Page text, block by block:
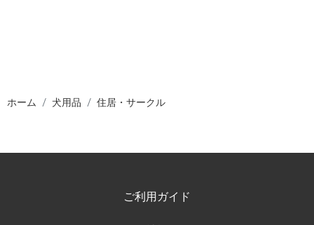
ホーム 犬用品 住居・サークル
ご利用ガイド